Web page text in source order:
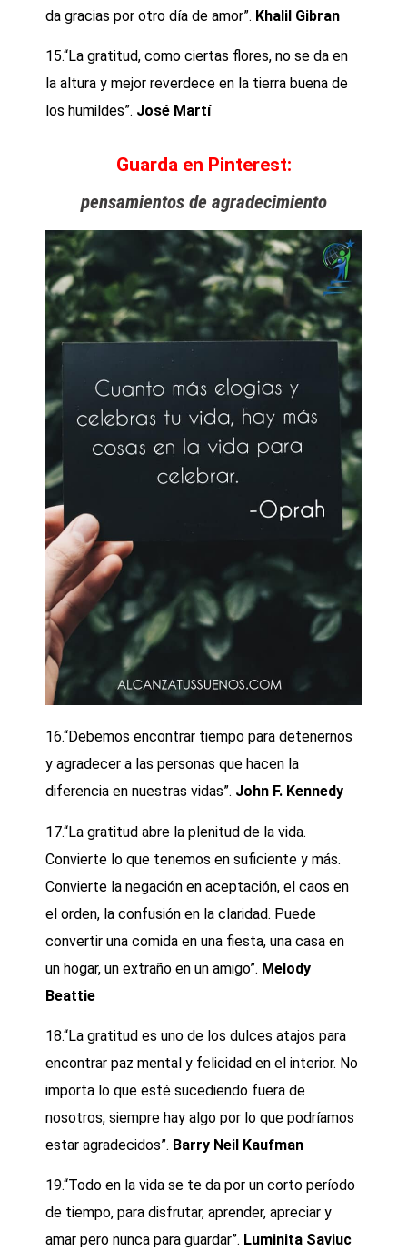
da gracias por otro día de amor”. Khalil Gibran
15.“La gratitud, como ciertas flores, no se da en
la altura y mejor reverdece en la tierra buena de
los humildes”. José Martí
Guarda en Pinterest:
pensamientos de agradecimiento
16.“Debemos encontrar tiempo para detenernos
y agradecer a las personas que hacen la
diferencia en nuestras vidas”. John F. Kennedy
17.“La gratitud abre la plenitud de la vida.
Convierte lo que tenemos en suficiente y más.
Convierte la negación en aceptación, el caos en
el orden, la confusión en la claridad. Puede
convertir una comida en una fiesta, una casa en
un hogar, un extraño en un amigo”. Melody
Beattie
18.“La gratitud es uno de los dulces atajos para
encontrar paz mental y felicidad en el interior. No
importa lo que esté sucediendo fuera de
nosotros, siempre hay algo por lo que podríamos
estar agradecidos”. Barry Neil Kaufman
19.“Todo en la vida se te da por un corto período
de tiempo, para disfrutar, aprender, apreciar y
amar pero nunca para guardar”. Luminita Saviuc